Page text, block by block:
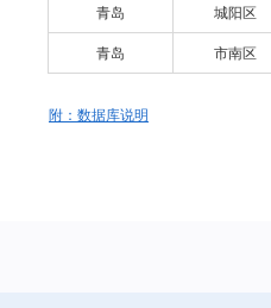
青岛
城阳区
青岛
市南区
附：数据库说明